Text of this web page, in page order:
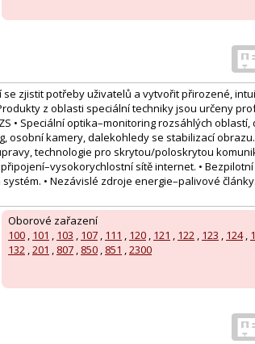
zjistit potřeby uživatelů a vytvořit přirozené,
z oblasti speciální techniky jsou určeny
• Speciální optika–monitoring rozsáhlých oblastí,
osobní kamery, dalekohledy se stabilizací
technologie pro skrytou/poloskrytou
sítě internet. •
• Nezávislé zdroje energie–palivové
Oborové zařazení
100 , 101 , 103 , 107 , 111 , 120 , 121 , 122 , 123 , 124,
132 ,201 , 807 , 850 , 851 ,2300